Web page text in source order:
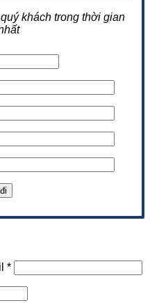
khách trong thời gian
*